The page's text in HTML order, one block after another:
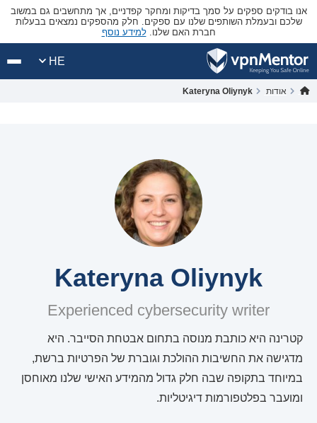
אנו בודקים ספקים על סמך בדיקות ומחקר קפדניים, אך מתחשבים גם במשוב
שלכם ובעמלת השותפים שלנו עם ספקים. חלק מהספקים נמצאים בבעלות
חברת האם שלנו.למידע נוסף
HE
אודות Kateryna Oliynyk
Kateryna Oliynyk
Experienced cybersecurity writer
קטרינה היא כותבת מנוסה בתחום אבטחת הסייבר. היא
מדגישה את החשיבות ההולכת וגוברת של הפרטיות ברשת,
במיוחד בתקופה שבה חלק גדול מהמידע האישי שלנו מאוחסן
ומועבר בפלטפורמות דיגיטליות.